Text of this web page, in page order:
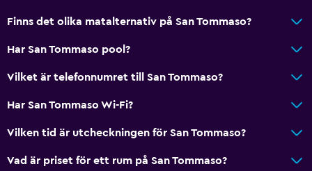
Tjänster och bekvämligheter
Rumservice
Reception dygnet runt
Balkong
Finns det olika matalternativ på San Tommaso?
Har San Tommaso pool?
Vilket är telefonnumret till San Tommaso?
Har San Tommaso Wi-Fi?
Vilken tid är utcheckningen för San Tommaso?
Vad är priset för ett rum på San Tommaso?